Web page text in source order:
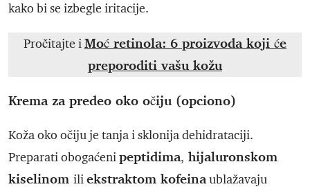
kako bi se izbegle iritacije.
Pročitajte iMoć retinola: 6 proizvoda koji će
preporoditi vašu kožu
Krema za predeo oko očiju (opciono)
Koža oko očiju je tanja i sklonija dehidrataciji.
Preparati obogaćenipeptidima, hijaluronskom
kiselinom iliekstraktom kofeinaublažavaju